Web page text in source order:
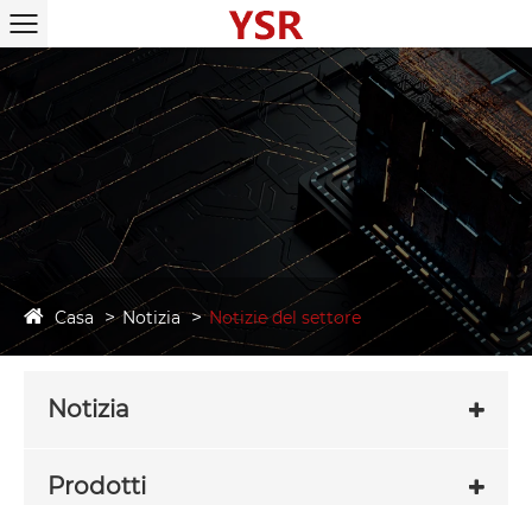
Casa Notizia Notizie del settore
Notizia
Prodotti